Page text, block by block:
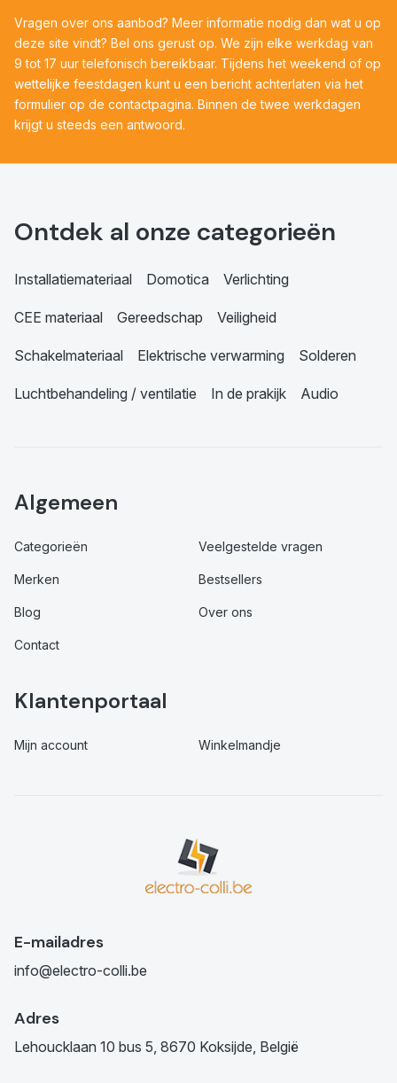
Vragen over ons aanbod? Meer informatie nodig dan wat u op
deze site vindt? Bel ons gerust op. We zijn elke werkdag van
9 tot 17 uur telefonisch bereikbaar. Tijdens het weekend of op
wettelijke feestdagen kunt u een bericht achterlaten via het
formulier op de contactpagina. Binnen de twee werkdagen
krijgt u steeds een antwoord.
Ontdek al onze categorieën
Installatiemateriaal Domotica Verlichting
CEE materiaal Gereedschap Veiligheid
Schakelmateriaal Elektrische verwarming Solderen
Luchtbehandeling / ventilatie In de prakijk Audio
Algemeen
Categorieën Veelgestelde vragen
Merken Bestsellers
Blog Over ons
Contact
Klantenportaal
Mijn account Winkelmandje
E-mailadres
info@electro-colli.be
Adres
Lehoucklaan 10 bus 5, 8670 Koksijde, België